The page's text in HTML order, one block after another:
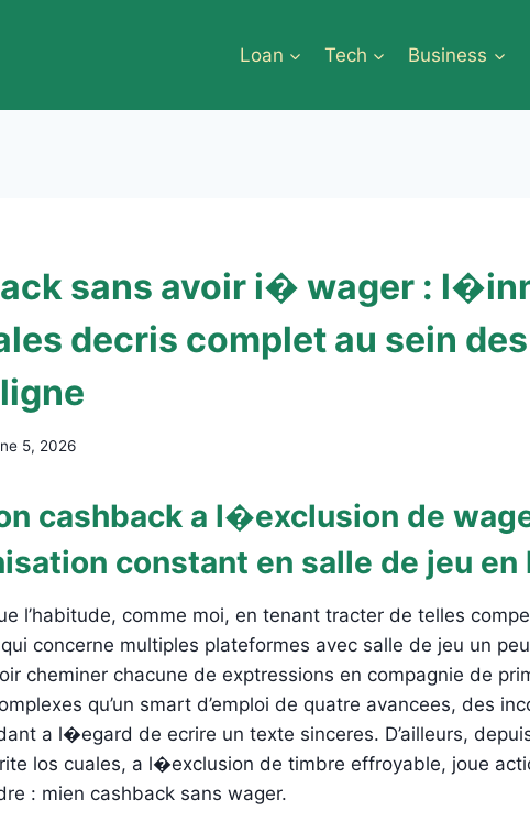
Loan Tech Business
sans avoir i� wager :
decris complet au sein
5, 2026
cashback a l�exclusion de
constant en salle de jeu en
l’habitude, comme moi, en tenant tracter de telles
concerne multiples plateformes avec salle de jeu un
cheminer chacune de exptressions en compagnie de
qu’un smart d’emploi de quatre avancees, des
a l�egard de ecrire un texte sinceres. D’ailleurs,
los cuales, a l�exclusion de timbre effroyable, joue
: mien cashback sans wager.